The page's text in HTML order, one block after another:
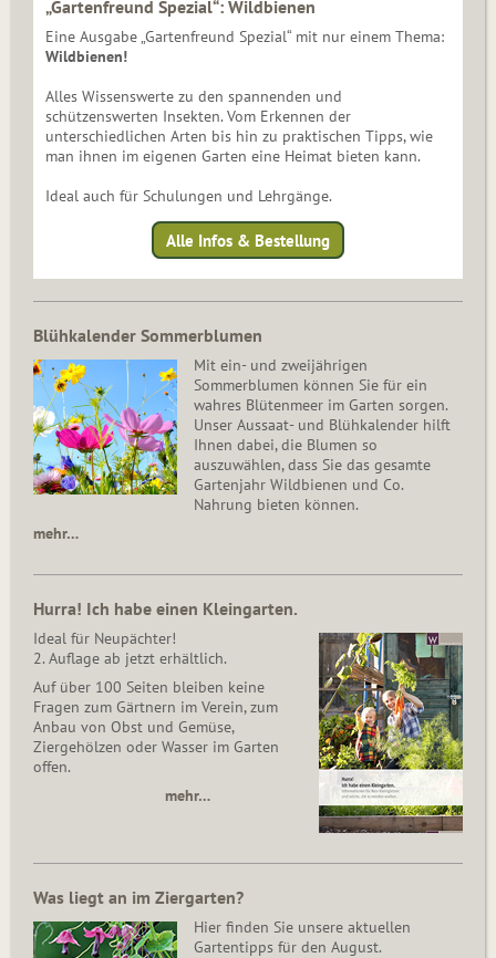
„Gartenfreund Spezial“: Wildbienen
Eine Ausgabe „Gartenfreund Spezial“ mit nur einem Thema:
Wildbienen!
Alles Wissenswerte zu den spannenden und
schützenswerten Insekten. Vom Erkennen der
unterschiedlichen Arten bis hin zu praktischen Tipps, wie
man ihnen im eigenen Garten eine Heimat bieten kann.
Ideal auch für Schulungen und Lehrgänge.
Alle Infos & Bestellung
Blühkalender Sommerblumen
Mit ein- und zweijährigen
Sommerblumen können Sie für ein
wahres Blütenmeer im Garten sorgen.
Unser Aussaat- und Blühkalender hilft
Ihnen dabei, die Blumen so
auszuwählen, dass Sie das gesamte
Gartenjahr Wildbienen und Co.
Nahrung bieten können.
mehr…
Hurra! Ich habe einen Kleingarten.
Ideal für Neupächter!
2. Auflage ab jetzt erhältlich.
Auf über 100 Seiten bleiben keine
Fragen zum Gärtnern im Verein, zum
Anbau von Obst und Gemüse,
Ziergehölzen oder Wasser im Garten
offen.
mehr…
Was liegt an im Ziergarten?
Hier finden Sie unsere aktuellen
Gartentipps für den August.